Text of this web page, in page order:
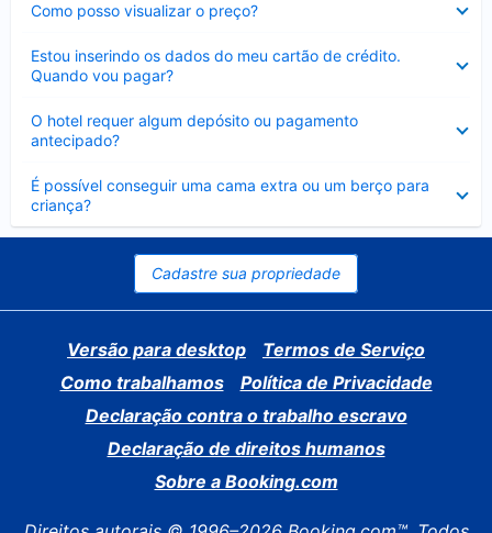
Como posso visualizar o preço?
Estou inserindo os dados do meu cartão de crédito.
Quando vou pagar?
O hotel requer algum depósito ou pagamento
antecipado?
É possível conseguir uma cama extra ou um berço para
criança?
Contraído
Cadastre sua propriedade
Versão para desktop
Termos de Serviço
Como trabalhamos
Política de Privacidade
Declaração contra o trabalho escravo
Declaração de direitos humanos
Sobre a Booking.com